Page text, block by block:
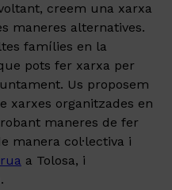
creem una xarxa
maneres alternatives.
famílies en la
pots fer xarxa per
Us proposem
xarxes organitzades en
maneres de fer
manera col·lectiva i
a Tolosa, i